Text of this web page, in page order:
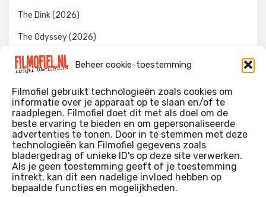
Beheer cookie-toestemming
Filmofiel gebruikt technologieën zoals cookies om
informatie over je apparaat op te slaan en/of te
raadplegen. Filmofiel doet dit met als doel om de
beste ervaring te bieden en om gepersonaliseerde
advertenties te tonen. Door in te stemmen met deze
technologieën kan Filmofiel gegevens zoals
bladergedrag of unieke ID's op deze site verwerken.
Als je geen toestemming geeft of je toestemming
intrekt, kan dit een nadelige invloed hebben op
bepaalde functies en mogelijkheden.
The Dink (2026)
The Odyssey (2026)
Evil Dead Burn (2026)
WIE IK BEN…?
Ik ben ooit begonnen met m’n recensies omdat ik zoveel
films keek dat ik af en toe niet meer wist welke ik nu wel of
niet gezien had. Ik ben een filmliefhebber, heb als hobby nog
erg lang in een videotheek gewerkt, en heb als coproducent